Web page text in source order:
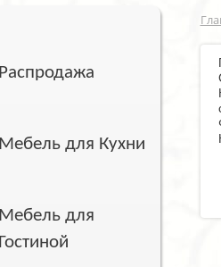
Распродажа
Мебель для Кухни
Мебель для
Гостиной